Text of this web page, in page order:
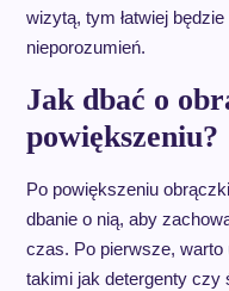
wizytą, tym łatwiej
nieporozumień.
Jak dbać o
powiększeniu?
Po powiększeniu
dbanie o nią, aby
czas. Po pierwsze,
takimi jak detergenty